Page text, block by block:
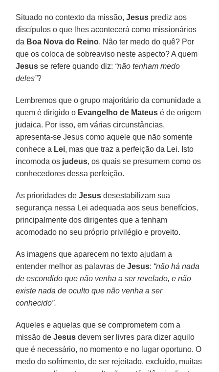
Situado no contexto da missão,Jesus prediz aos
discípulos o que lhes acontecerá como missionários
da Boa Nova do Reino. Não ter medo do quê? Por
que os coloca de sobreaviso neste aspecto? A quem
Jesus se refere quando diz: “não tenham medo
deles”?
Lembremos que o grupo majoritário da comunidade a
quem é dirigido o Evangelho de Mateus é de origem
judaica. Por isso, em várias circunstâncias,
apresenta-se Jesus como aquele que não somente
conhece a Lei, mas que traz a perfeição da Lei. Isto
incomoda os judeus, os quais se presumem como os
conhecedores dessa perfeição.
As prioridades deJesus desestabilizam sua
segurança nessa Lei adequada aos seus benefícios,
principalmente dos dirigentes que a tenham
acomodado no seu próprio privilégio e proveito.
As imagens que aparecem no texto ajudam a
entender melhor as palavras deJesus: “não há nada
de escondido que não venha a ser revelado, e não
existe nada de oculto que não venha a ser
conhecido”.
Aqueles e aquelas que se comprometem com a
missão de Jesus devem ser livres para dizer aquilo
que é necessário, no momento e no lugar oportuno. O
medo do sofrimento, de ser rejeitado, excluído, muitas